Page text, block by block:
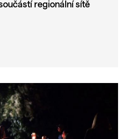
regionální sítě